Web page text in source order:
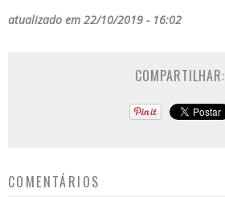
atualizado em 22/10/2019 - 16:02
COMPARTILHAR:
COMENTÁRIOS